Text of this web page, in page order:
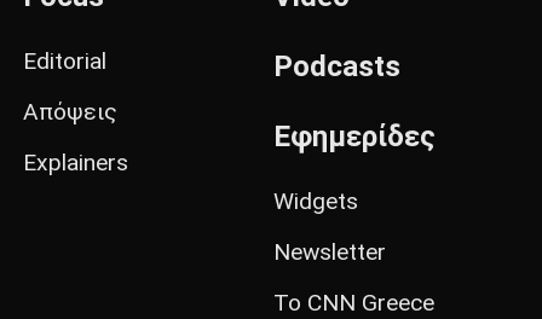
Editorial
Απόψεις
Explainers
Podcasts
Εφημερίδες
Widgets
Newsletter
Το CNN Greece